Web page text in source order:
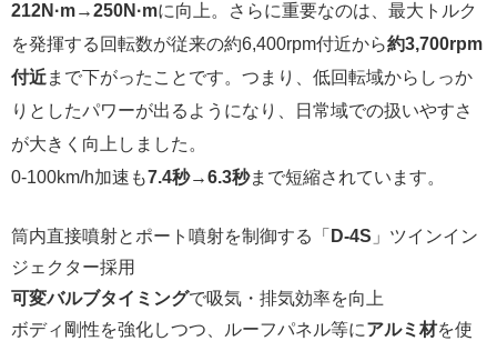
212N·m→250N·mに向上。さらに重要なのは、最大トルク
を発揮する回転数が従来の約6,400rpm付近から約3,700rpm
付近まで下がったことです。つまり、低回転域からしっか
りとしたパワーが出るようになり、日常域での扱いやすさ
が大きく向上しました。
0-100km/h加速も7.4秒→6.3秒まで短縮されています。
筒内直接噴射とポート噴射を制御する「 D-4S 」ツインイン
ジェクター採用
可変バルブタイミングで吸気・排気効率を向上
ボディ剛性を強化しつつ、ルーフパネル等にアルミ材を使